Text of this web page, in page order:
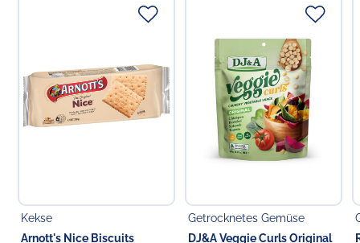
Kekse
Arnott's Nice Biscuits
Getrocknetes Gemüse
DJ&A Veggie Curls Original